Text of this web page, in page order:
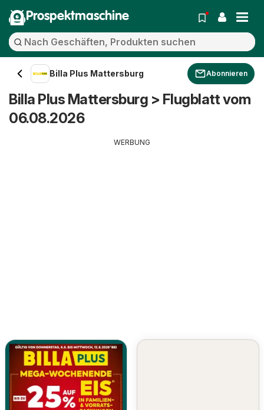
Prospektmaschine
Billa Plus Mattersburg Abonnieren
Billa Plus Mattersburg > Flugblatt vom
06.08.2026
WERBUNG